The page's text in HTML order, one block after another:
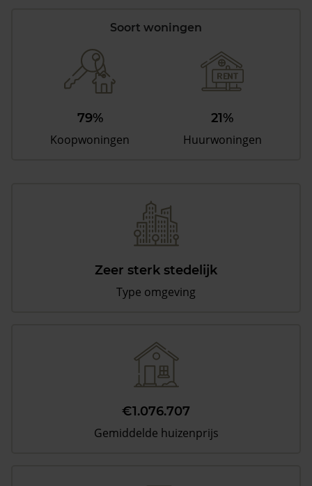
Soort woningen
79%
Koopwoningen
21%
Huurwoningen
Zeer sterk stedelijk
Type omgeving
€1.076.707
Gemiddelde huizenprijs